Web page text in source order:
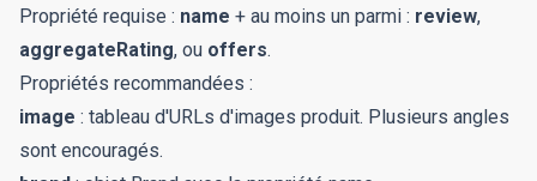
Propriété requise : name + au moins un parmi : review,
aggregateRating, ou offers.
Propriétés recommandées :
image : tableau d'URLs d'images produit. Plusieurs angles
sont encouragés.